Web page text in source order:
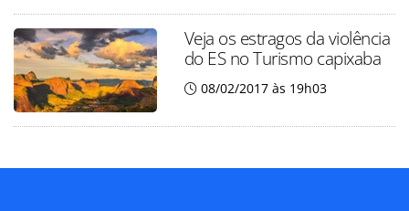
Veja os estragos da violência
do ES no Turismo capixaba
08/02/2017 às 19h03